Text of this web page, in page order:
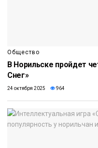
Общество
В Норильске пройдет
Снег»
24 октября 2025 964